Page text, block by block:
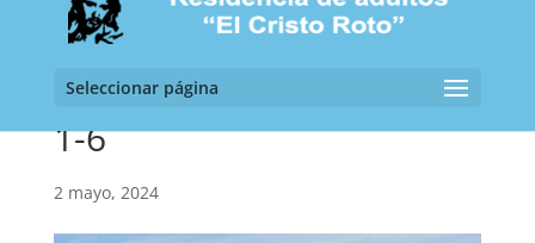
Seleccionar página
1-6
2 mayo, 2024